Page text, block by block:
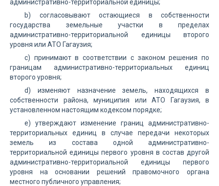
административно-территориальной единицы;
b) согласовывают остающиеся в собственности
государства земельные участки в пределах
административно-территориальной единицы второго
уровня или АТО Гагаузия;
с) принимают в соответствии с законом решения по
границам административно-территориальных единиц
второго уровня;
d) изменяют назначение земель, находящихся в
собственности района, муниципия или АТО Гагаузия, в
установленном настоящим кодексом порядке;
е) утверждают изменение границ административно-
территориальных единиц в случае передачи некоторых
земель из состава одной административно-
территориальной единицы первого уровня в состав другой
административно-территориальной единицы первого
уровня на основании решений правомочного органа
местного публичного управления;